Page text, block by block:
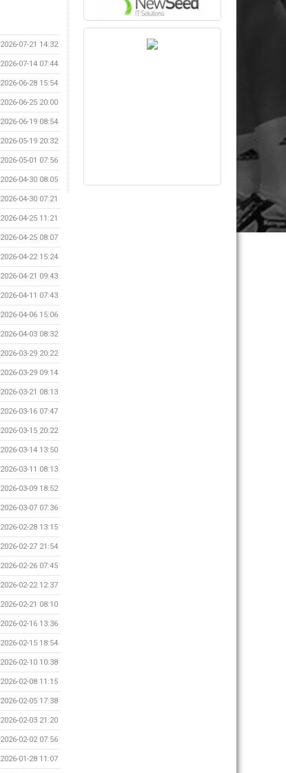
2026-07-21 14:32
2026-07-14 07:44
2026-06-28 15:54
2026-06-25 20:00
2026-06-19 08:54
2026-05-19 20:32
2026-05-01 07:56
2026-04-30 08:05
2026-04-30 07:21
2026-04-25 11:21
2026-04-25 08:07
2026-04-22 15:24
2026-04-21 09:43
2026-04-11 07:43
2026-04-06 15:06
2026-04-03 08:32
2026-03-29 20:22
2026-03-29 09:14
2026-03-21 08:13
2026-03-16 07:47
2026-03-15 20:22
2026-03-14 13:50
2026-03-11 08:13
2026-03-09 18:52
2026-03-07 07:36
2026-02-28 13:15
2026-02-27 21:54
2026-02-26 07:45
2026-02-22 12:37
2026-02-21 08:10
2026-02-16 13:36
2026-02-15 18:54
2026-02-10 10:38
2026-02-08 11:15
2026-02-05 17:38
2026-02-03 21:20
2026-02-02 07:56
2026-01-28 11:07